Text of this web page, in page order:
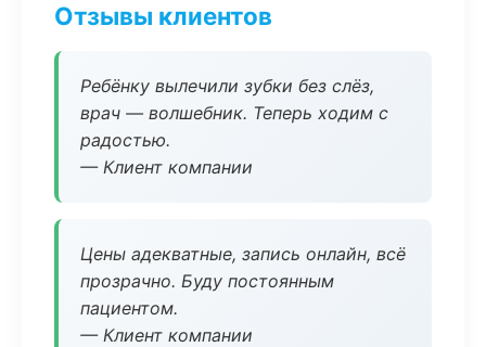
Отзывы клиентов
Ребёнку вылечили зубки без слёз,
врач — волшебник. Теперь ходим с
радостью.
— Клиент компании
Цены адекватные, запись онлайн, всё
прозрачно. Буду постоянным
пациентом.
— Клиент компании